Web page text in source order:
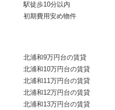
駅徒歩10分以内
初期費用安め物件
北浦和9万円台の賃貸
北浦和10万円台の賃貸
北浦和11万円台の賃貸
北浦和12万円台の賃貸
北浦和13万円台の賃貸